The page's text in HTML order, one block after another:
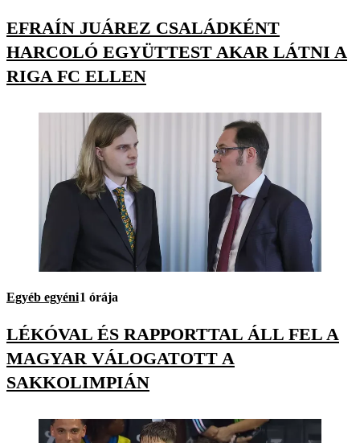
EFRAÍN JUÁREZ CSALÁDKÉNT
HARCOLÓ EGYÜTTEST AKAR LÁTNI A
RIGA FC ELLEN
Egyéb egyéni1 órája
LÉKÓVAL ÉS RAPPORTTAL ÁLL FEL A
MAGYAR VÁLOGATOTT A
SAKKOLIMPIÁN